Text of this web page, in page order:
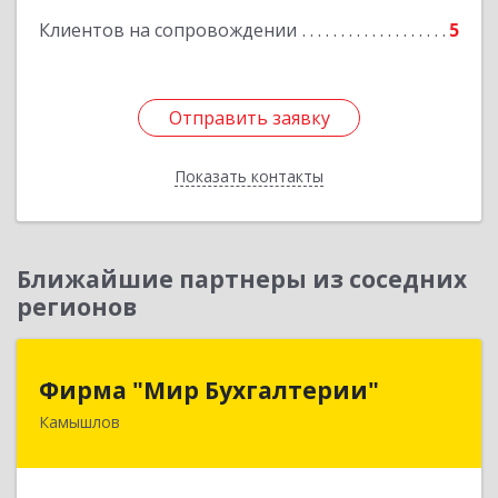
Клиентов на сопровождении 5
Отправить заявку
Показать контакты
Подробнее
Отправить заявку
Назад
Ближайшие партнеры из соседних
регионов
Фирма "Мир Бухгалтерии"
Камышлов624860, Свердловская обл, Камышлов г,